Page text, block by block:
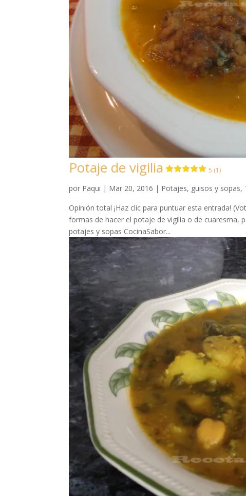
Potaje de vigilia 5 (1)
por Paqui | Mar 20, 2016 | Potajes, guisos y sopas,
Opinión total ¡Haz clic para puntuar esta entrada!
formas de hacer el potaje de vigilia o de cuaresma,
potajes y sopas CocinaSabor...